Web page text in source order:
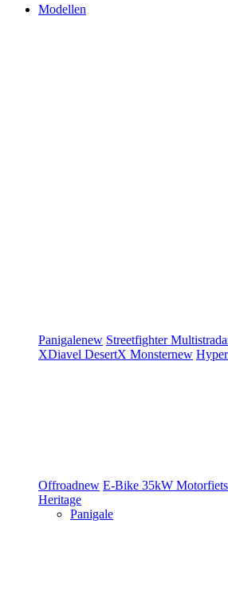
Modellen
Panigalenew StreetfighterMultistrada
XDiavel DesertX Monsternew
Offroadnew E-Bike 35kW
Heritage
Panigale